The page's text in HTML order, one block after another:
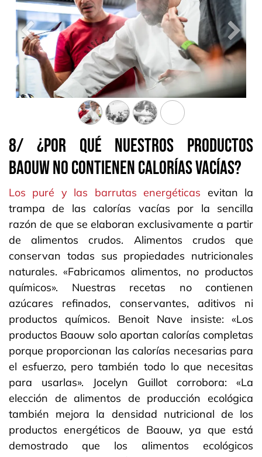
Précedent
8/ ¿POR QUÉ NUESTROS PRODUCTOS
BAOUW NO CONTIENEN CALORÍAS VACÍAS?
Los puré y las barrutas energéticas evitan la
trampa de las calorías vacías por la sencilla
razón de que se elaboran exclusivamente a partir
de alimentos crudos. Alimentos crudos que
conservan todas sus propiedades nutricionales
naturales. «Fabricamos alimentos, no productos
químicos». Nuestras recetas no contienen
azúcares refinados, conservantes, aditivos ni
productos químicos. Benoit Nave insiste: «Los
productos Baouw solo aportan calorías completas
porque proporcionan las calorías necesarias para
el esfuerzo, pero también todo lo que necesitas
para usarlas». Jocelyn Guillot corrobora: «La
elección de alimentos de producción ecológica
también mejora la densidad nutricional de los
productos energéticos de Baouw, ya que está
demostrado que los alimentos ecológicos